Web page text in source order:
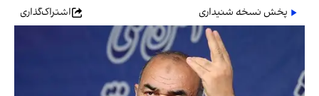
پخش نسخه شنیداری
اشتراک‌گذاری